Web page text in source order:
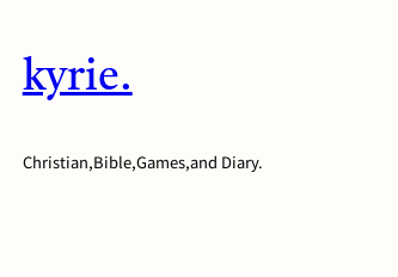
容
を
ッ
kyrie.
Christian,Bible,Games,and Diary.